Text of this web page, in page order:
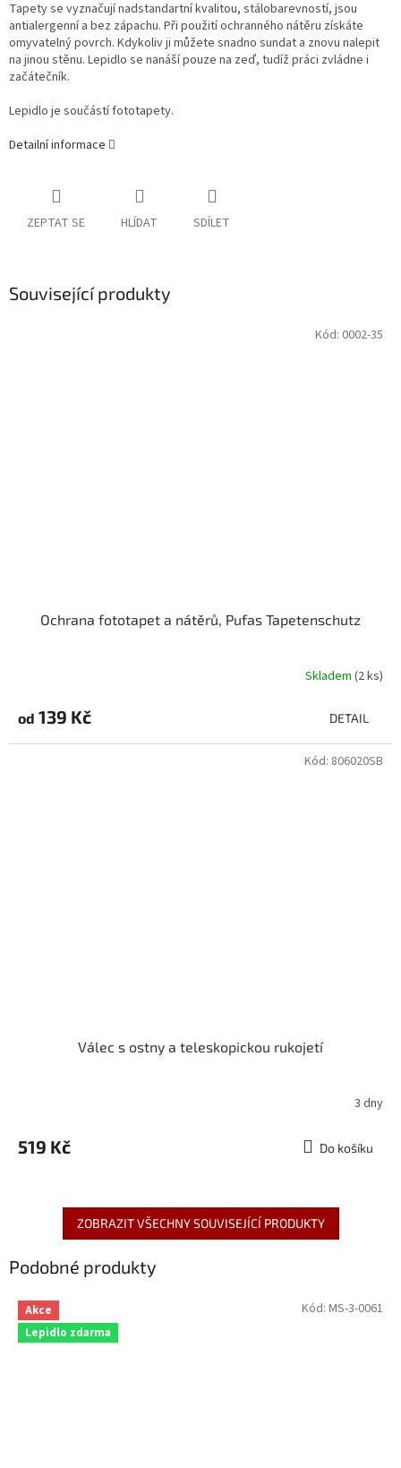
Tapety se vyznačují nadstandartní kvalitou, stálobarevností, jsou
antialergenní a bez zápachu. Při použití ochranného nátěru získáte
omyvatelný povrch. Kdykoliv ji můžete snadno sundat a znovu nalepit
na jinou stěnu. Lepidlo se nanáší pouze na zeď, tudíž práci zvládne i
začátečník.
Lepidlo je součástí fototapety.
Detailní informace
ZEPTAT SE HLÍDAT SDÍLET
Související produkty
Ochrana fototapet a nátěrů, Pufas Tapetenschutz
Skladem (2 ks)
od 139 Kč DETAIL
Kód: 0002-35
Válec s ostny a teleskopickou rukojetí
3 dny
519 Kč Do košíku
Kód: 806020SB
ZOBRAZIT VŠECHNY SOUVISEJÍCÍ PRODUKTY
Podobné produkty
Akce
Lepidlo zdarma
Kód: MS-3-0061